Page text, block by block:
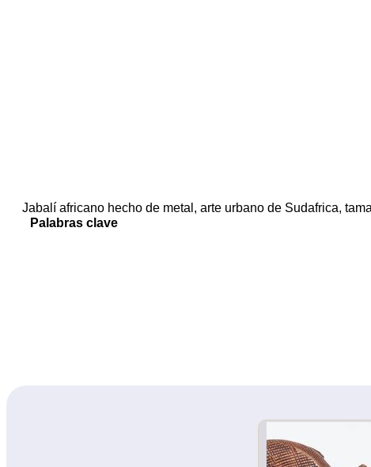
Jabalí africano hecho de metal, arte urbano de Sudafrica,
Palabras clave